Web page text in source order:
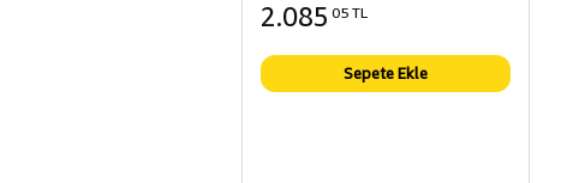
2.085 05 TL
Sepete Ekle